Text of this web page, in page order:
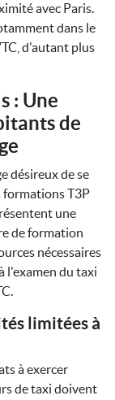
avec Paris.
dans le
d'autant plus
: Une
de
désireux de se
formations T3P
une
de formation
nécessaires
l'examen du taxi
limitées à
à exercer
de taxi doivent